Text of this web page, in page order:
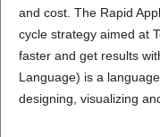
and cost. The Rapid
cycle strategy aimed at
faster and get results
Language) is a
designing, visualizing